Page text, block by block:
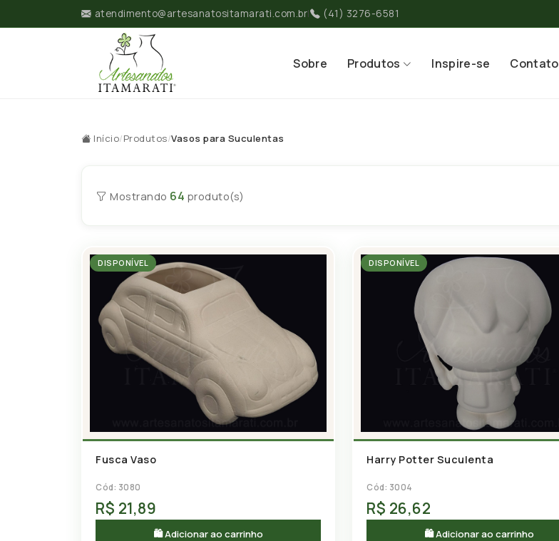
atendimento@artesanatositamarati.com.br| (41) 3276-6581
Sobre Produtos Inspire-se Contato
Início/Produtos/Vasos para Suculentas
Mostrando 64 produto(s)
DISPONÍVEL
Fusca Vaso
Cód: 3080
R$ 21,89
🛍 Adicionar ao carrinho
DISPONÍVEL
Harry Potter Suculenta
Cód: 3004
R$ 26,62
🛍 Adicionar ao carrinho